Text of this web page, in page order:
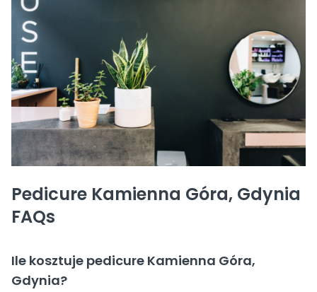
Pedicure Kamienna Góra, Gdynia
FAQs
Ile kosztuje pedicure Kamienna Góra,
Gdynia?